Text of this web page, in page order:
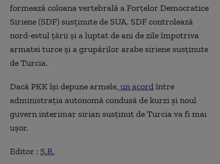
formează coloana vertebrală a Forțelor Democratice
Siriene (SDF) susținute de SUA. SDF controlează
nord-estul țării și a luptat de ani de zile împotriva
armatei turce și a grupărilor arabe siriene susținute
de Turcia.
Dacă PKK își depune armele, un acordîntre
administrația autonomă condusă de kurzi și noul
guvern interimar sirian susținut de Turcia va fi mai
ușor.
Editor : Ș.R.